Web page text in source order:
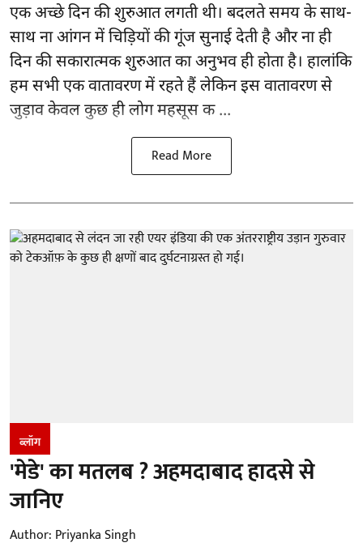
एक अच्छे दिन की शुरुआत लगती थी। बदलते समय के साथ-
साथ ना आंगन में चिड़ियों की गूंज सुनाई देती है और ना ही
दिन की सकारात्मक शुरुआत का अनुभव ही होता है। हालांकि
हम सभी एक वातावरण में रहते हैं लेकिन इस वातावरण से
जुड़ाव केवल कुछ ही लोग महसूस क ...
Read More
ब्लॉग
'मेडे' का मतलब ? अहमदाबाद हादसे से
जानिए
Author: Priyanka Singh